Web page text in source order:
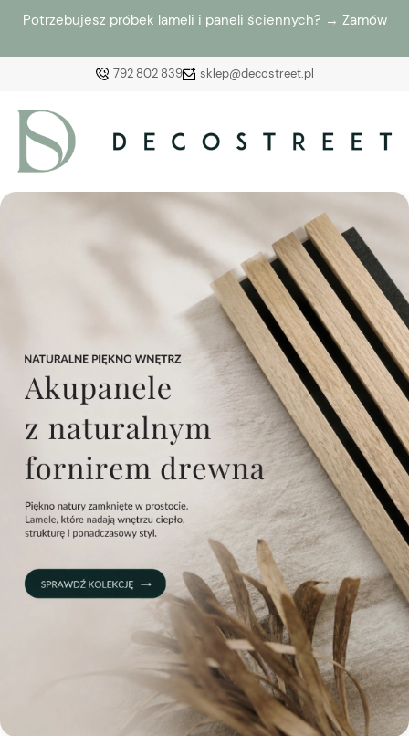
Potrzebujesz próbek lameli i paneli ściennych? → Zamów
792 802 839 sklep@decostreet.pl
Załóż konto
Wybierz coś dla siebie z naszej aktualnej oferty lub
zaloguj się, aby przywrócić dodane produkty do listy
z poprzedniej sesji.